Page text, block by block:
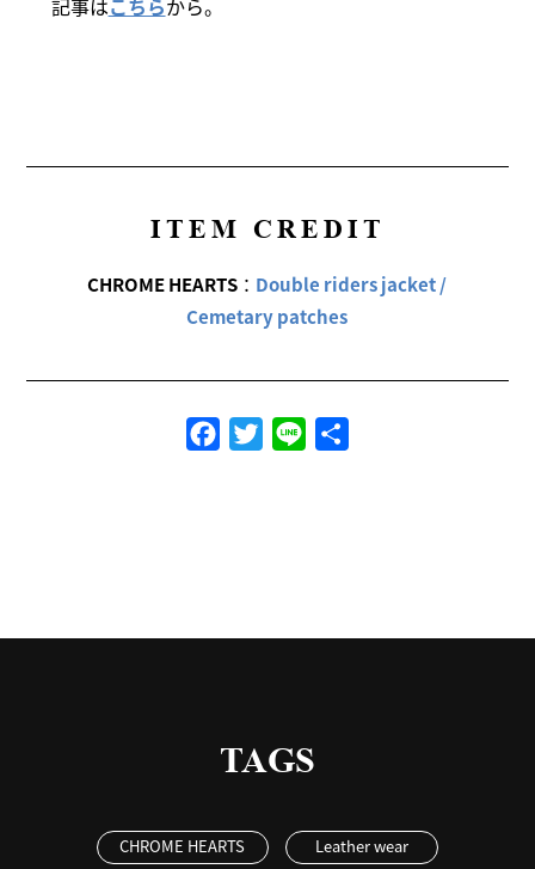
記事はこちらから。
ITEM CREDIT
CHROME HEARTS ： Double riders jacket /
Cemetary patches
FacebookTwitterLine
TAGS
CHROME HEARTS Leather wear